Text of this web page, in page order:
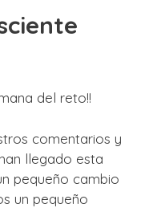
del reto!!
comentarios y
llegado esta
pequeño cambio
un pequeño